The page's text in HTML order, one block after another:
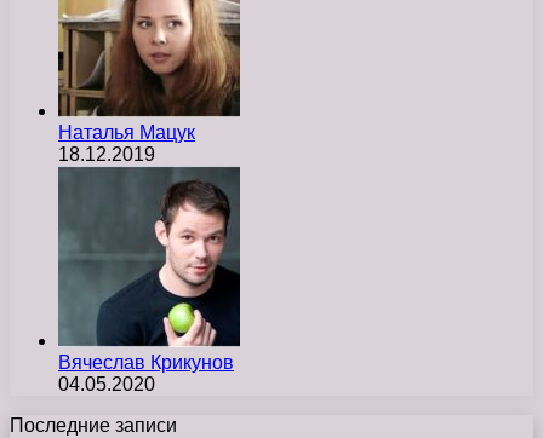
Наталья Мацук
18.12.2019
Вячеслав Крикунов
04.05.2020
Последние записи